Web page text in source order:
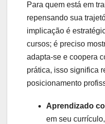
Para quem está em
repensando sua
implicação é
cursos; é preciso
adapta-se e coopera
prática, isso significa
posicionamento
Aprendizado
em seu